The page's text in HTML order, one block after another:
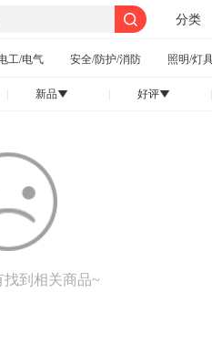
分类
工/电气 安全/防护/消防 照明/灯
新品󰄢 好评󰄢
到相关商品~